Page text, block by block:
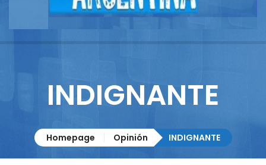
Reportajes
Columnistas
Contacto
INDIGNANTE
Homepage Opinión INDIGNANTE